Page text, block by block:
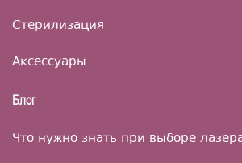
Стерилизация
Аксессуары
Блог
Что нужно знать при выборе